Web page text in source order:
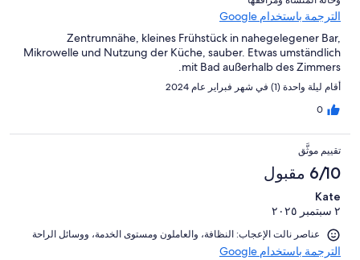
الترجمة باستخدام Google
Zentrumnähe, kleines Frühstück in nahegelegener Bar,
Mikrowelle und Nutzung der Küche, sauber. Etwas umständlich
mit Bad außerhalb des Zimmers.
أقام ليلة واحدة (1) في شهر فبراير عام 2024
0
تقييم موثَّق
6/10 مقبول
Kate
٢ سبتمبر ٢٠٢٥
عناصر نالت الإعجاب: ⁦النظافة⁩، و⁦العاملون ومستوى الخدمة⁩، و⁦وسائل الراحة⁩
الترجمة باستخدام Google